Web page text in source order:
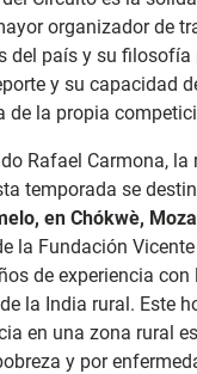
organizador de
del país y su filosofía
y su capacidad
de la propia
Rafael Carmona, la
temporada se
en Chókwè,
la Fundación
de experiencia
la India rural. Este
en una zona rural
y por